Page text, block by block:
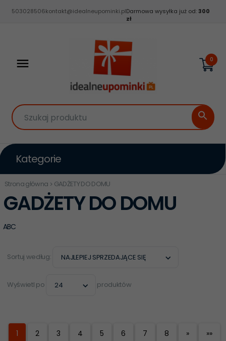
503028506kontakt@idealneupominki.plDarmowa wysyłka już od: 300
zł
Szukaj produktu
0
Kategorie
Strona główna GADŻETY DO DOMU
GADŻETY DO DOMU
ABC
Sortuj według:
NAJLEPIEJ SPRZEDAJĄCE SIĘ
Wyświetl po
24
produktów
1 2 3 4 5 6 7 8 » »»